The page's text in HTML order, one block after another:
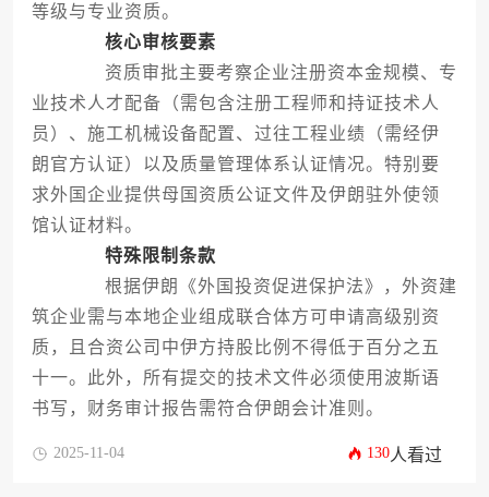
等级与专业资质。
核心审核要素
资质审批主要考察企业注册资本金规模、专
业技术人才配备（需包含注册工程师和持证技术人
员）、施工机械设备配置、过往工程业绩（需经伊
朗官方认证）以及质量管理体系认证情况。特别要
求外国企业提供母国资质公证文件及伊朗驻外使领
馆认证材料。
特殊限制条款
根据伊朗《外国投资促进保护法》，外资建
筑企业需与本地企业组成联合体方可申请高级别资
质，且合资公司中伊方持股比例不得低于百分之五
十一。此外，所有提交的技术文件必须使用波斯语
书写，财务审计报告需符合伊朗会计准则。
2025-11-04 130人看过